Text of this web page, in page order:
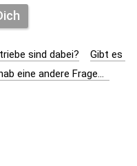
sind dabei?
Gibt es
eine andere Frage...